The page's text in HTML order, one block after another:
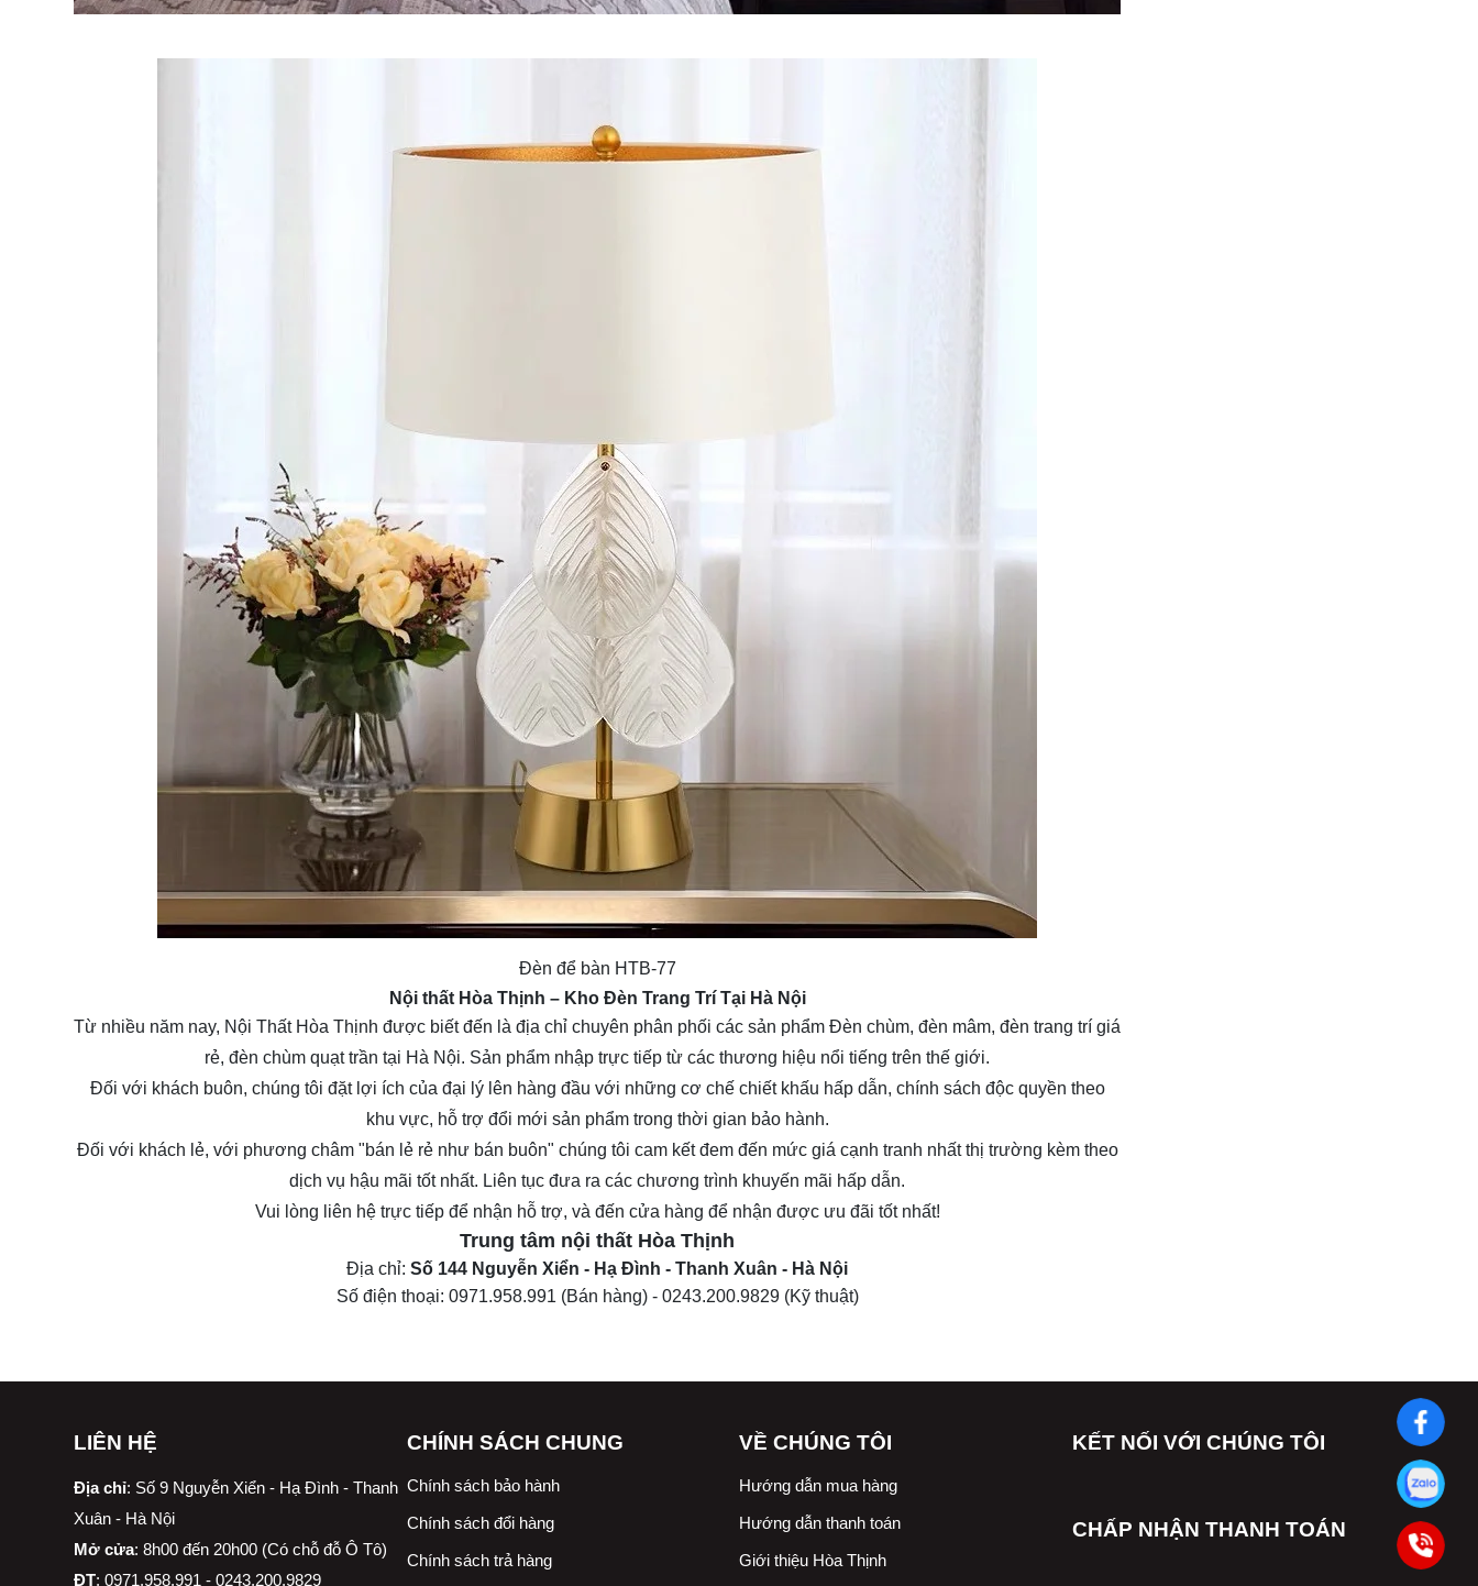
Đèn để bàn HTB-77
Nội thất Hòa Thịnh – Kho Đèn Trang Trí Tại Hà Nội
Từ nhiều năm nay, Nội Thất Hòa Thịnh được biết đến là địa chỉ chuyên phân phối các sản phẩm Đèn chùm, đèn mâm, đèn trang trí giá
rẻ, đèn chùm quạt trần tại Hà Nội. Sản phẩm nhập trực tiếp từ các thương hiệu nổi tiếng trên thế giới.
Đối với khách buôn, chúng tôi đặt lợi ích của đại lý lên hàng đầu với những cơ chế chiết khấu hấp dẫn, chính sách độc quyền theo
khu vực, hỗ trợ đổi mới sản phẩm trong thời gian bảo hành.
Đối với khách lẻ, với phương châm "bán lẻ rẻ như bán buôn" chúng tôi cam kết đem đến mức giá cạnh tranh nhất thị trường kèm theo
dịch vụ hậu mãi tốt nhất. Liên tục đưa ra các chương trình khuyến mãi hấp dẫn.
Vui lòng liên hệ trực tiếp để nhận hỗ trợ, và đến cửa hàng để nhận được ưu đãi tốt nhất!
Trung tâm nội thất Hòa Thịnh
Địa chỉ: Số 144 Nguyễn Xiển - Hạ Đình - Thanh Xuân - Hà Nội
Số điện thoại: 0971.958.991 (Bán hàng) - 0243.200.9829 (Kỹ thuật)
LIÊN HỆ
Địa chỉ: Số 9 Nguyễn Xiển - Hạ Đình - Thanh
Xuân - Hà Nội
Mở cửa: 8h00 đến 20h00 (Có chỗ đỗ Ô Tô)
ĐT: 0971.958.991 - 0243.200.9829
CHÍNH SÁCH CHUNG
Chính sách bảo hành
Chính sách đổi hàng
Chính sách trả hàng
VỀ CHÚNG TÔI
Hướng dẫn mua hàng
Hướng dẫn thanh toán
Giới thiệu Hòa Thịnh
KẾT NỐI VỚI CHÚNG TÔI
CHẤP NHẬN THANH TOÁN